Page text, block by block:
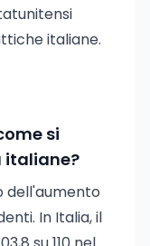
italiane.
si
italiane?
dell'aumento
In Italia, il